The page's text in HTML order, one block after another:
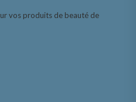
vos produits de beauté de